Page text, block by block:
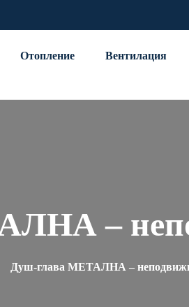
Отопление
Вентилация
–
Душ-глава МЕТАЛНА –